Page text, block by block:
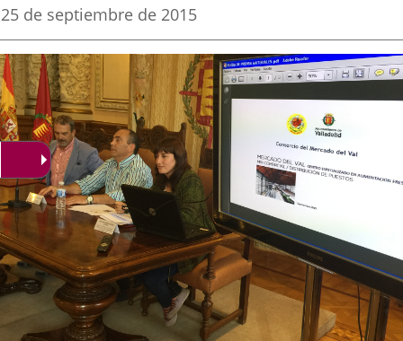
aplicación
externa.
aplicación
externa.
Fecha
la
noticia
25 de septiembre de 2015